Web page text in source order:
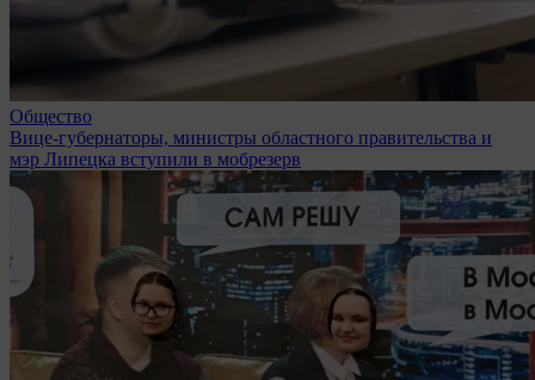
Общество
Вице-губернаторы, министры областного правительства и
мэр Липецка вступили в мобрезерв